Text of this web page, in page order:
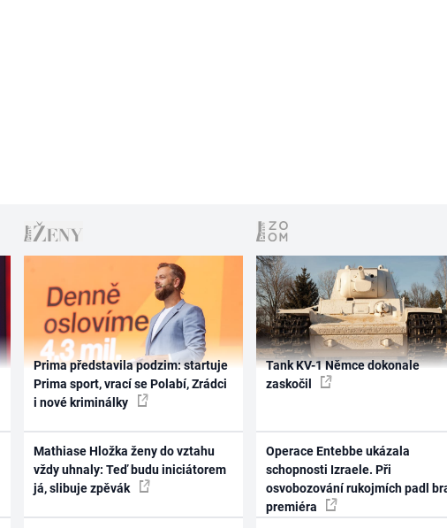
Prima představila podzim: startuje
Prima sport, vrací se Polabí, Zrádci
i nové kriminálky
Mathiase Hložka ženy do vztahu
vždy uhnaly: Teď budu iniciátorem
já, slibuje zpěvák
Tank KV-1 Němce dokonale
zaskočil
Operace Entebbe ukázala
schopnosti Izraele. Při
osvobozování rukojmích padl
premiéra